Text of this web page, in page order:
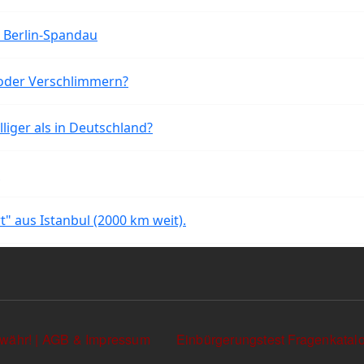
Spandau
Verschlimmern?
als in Deutschland?
aus Istanbul (2000 km weit).
| AGB & Impressum Einbürgerungstest